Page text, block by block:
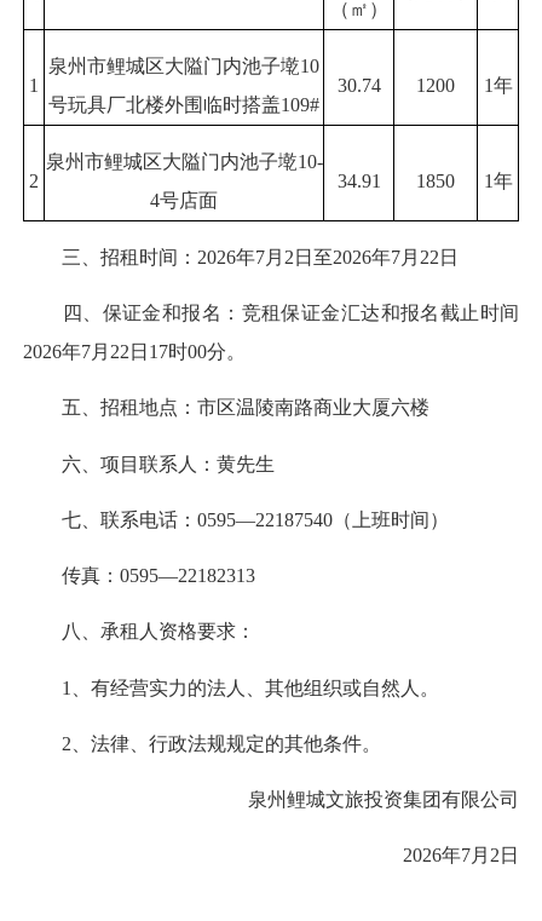
（㎡）
1
泉州市鲤城区大隘门内池子墘10
号玩具厂北楼外围临时搭盖109#
30.74 1200 1年
2
泉州市鲤城区大隘门内池子墘10-
4号店面
34.91 1850 1年
三、招租时间：2026年7月2日至2026年7月22日
四、保证金和报名：竞租保证金汇达和报名截止时间
2026年7月22日17时00分。
五、招租地点：市区温陵南路商业大厦六楼
六、项目联系人：黄先生
七、联系电话：0595—22187540（上班时间）
传真：0595—22182313
八、承租人资格要求：
1、有经营实力的法人、其他组织或自然人。
2、法律、行政法规规定的其他条件。
泉州鲤城文旅投资集团有限公司
2026年7月2日